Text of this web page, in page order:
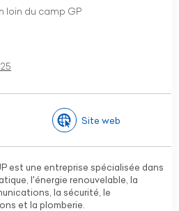
loin du camp GP
Site web
est une entreprise spécialisée dans
l'énergie renouvelable, la
la sécurité, le
et la plomberie.